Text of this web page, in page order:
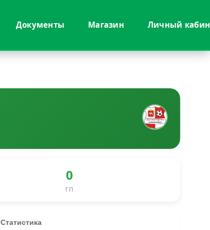
Документы Магазин Личный
0
ГП
Статистика